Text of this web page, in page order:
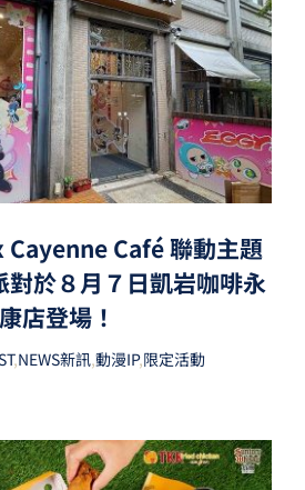
Cayenne Café 聯動主題
對於８月７日凱岩咖啡永
康店登場！
,NEWS新訊,動漫IP,限定活動